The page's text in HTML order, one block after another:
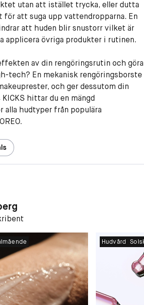
utan att istället trycka, eller dutta
att suga upp vattendropparna. En
att huden blir snustorr vilket är
applicera övriga produkter i rutinen.
av din rengöringsrutin och göra
tech? En mekanisk rengöringsborste
och ger dessutom din
hittar du en mängd
alla hudtyper från populära
Hudvård